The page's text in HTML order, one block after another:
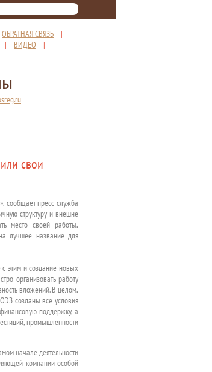
ОБРАТНАЯ СВЯЗЬ |
| ВИДЕО |
свои
сообщает пресс-служба
структуру и внешне
место своей работы,
лучшее название для
этим и создание новых
организовать работу
вложений. В целом,
созданы все условия
поддержку, а
промышленности
начале деятельности
компании особой